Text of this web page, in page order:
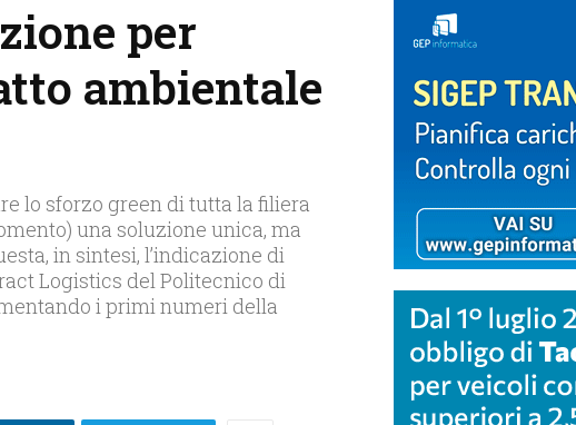
per
ambientale
lo sforzo green di tutta la filiera
una soluzione unica, ma
in sintesi, l’indicazione di
Logistics del Politecnico di
i primi numeri della